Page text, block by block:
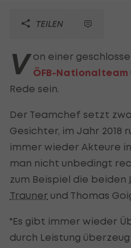
TEILEN
V on einer
ÖFB-Nationalteam
Rede sein.
Der Teamchef setzt
Gesichter, im Jahr 2018
immer wieder Akteure
man nicht unbedingt
zum Beispiel die beiden
Trauner und Thomas
"Es gibt immer wieder
durch Leistung